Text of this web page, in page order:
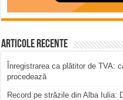
Articole recente
Înregistrarea ca plătitor de TVA:
procedează
Record pe străzile din Alba Iulia: